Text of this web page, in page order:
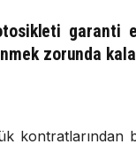
garanti
zorunda
kontratlarından